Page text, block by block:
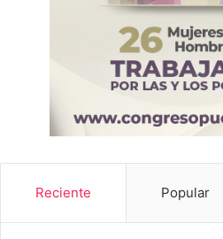
Reciente Popular